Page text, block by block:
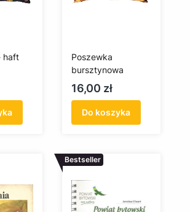
haft
Poszewka
bursztynowa
Cena
16,00 zł
Do koszyka
Bestseller